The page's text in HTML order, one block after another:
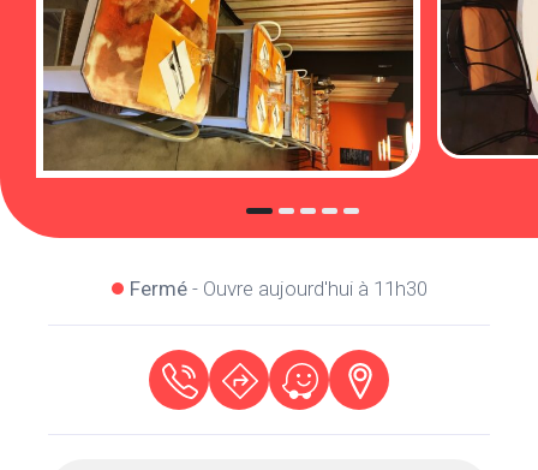
Fermé- Ouvre aujourd'hui à 11h30